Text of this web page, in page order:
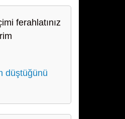
ferahlatınız
düştüğünü